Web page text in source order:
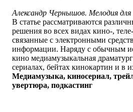
Александр Чернышов. Мелодия для
В статье рассматриваются
решения во всех видах кино-,
связанные с электронными
информации. Наряду с обычным
кино медиамузыкальная
сериалах, бейтах кинокартин и в
Медиамузыка, киносериал,
увертюра, подкастинг